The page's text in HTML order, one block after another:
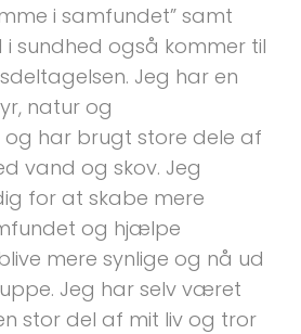
i samfundet” samt
sundhed også kommer til
Jeg har en
natur og
har brugt store dele af
vand og skov. Jeg
for at skabe mere
og hjælpe
mere synlige og nå ud
Jeg har selv været
stor del af mit liv og tror